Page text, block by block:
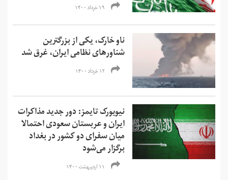
۱۹ خرداد ۱۴۰۰
ناو خارک، یکی از بزرگترین
شناورهای نظامی ایران، غرق شد
۱۲ خرداد ۱۴۰۰
نیویورک تایمز: دور جدید مذاکرات
ایران و عربستان سعودی احتمالا
میان سفرای دو کشور در بغداد
برگزار می‌شود
۱۱ اردیبهشت ۱۴۰۰